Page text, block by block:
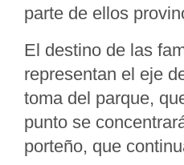
parte de ellos
El destino de las
representan el eje
toma del parque,
punto se
porteño, que